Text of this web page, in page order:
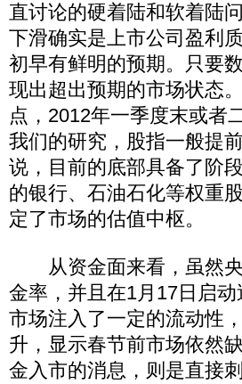
直讨论的硬着陆和软着陆
下滑确实是上市公司盈利
初早有鲜明的预期。只要
现出超出预期的市场状态
点，2012年一季度末或者
我们的研究，股指一般提
说，目前的底部具备了阶
的银行、石油石化等权重
定了市场的估值中枢。
从资金面来看，虽然央
金率，并且在1月17日启
市场注入了一定的流动性
升，显示春节前市场依然
金入市的消息，则是直接